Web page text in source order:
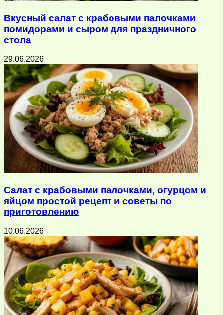
Вкусный салат с крабовыми палочками
помидорами и сыром для праздничного
стола
29.06.2026
Салат с крабовыми палочками, огурцом и
яйцом простой рецепт и советы по
приготовлению
10.06.2026